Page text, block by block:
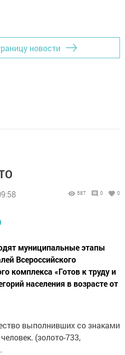
новости
587 0 0
муниципальные этапы
Всероссийского
комплекса «Готов к труду и
населения в возрасте от
выполнивших со знаками
(золото-733,